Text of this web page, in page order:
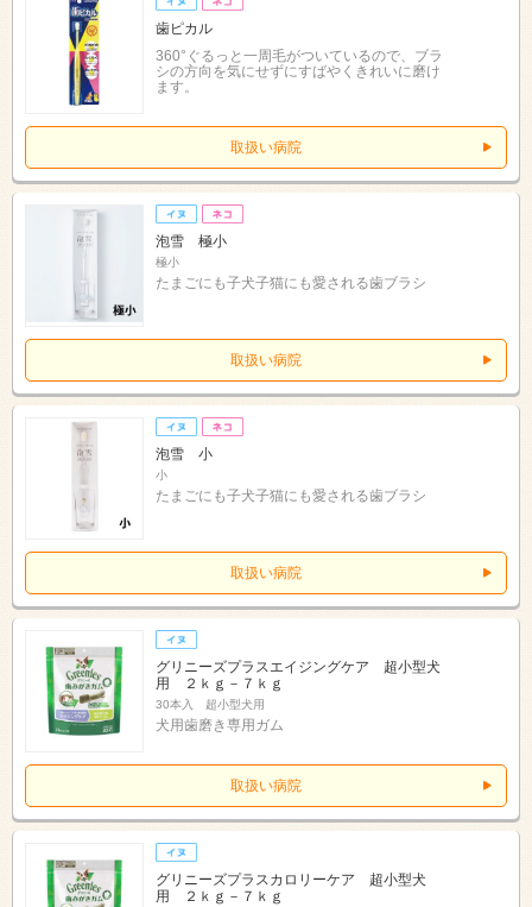
歯ピカル
360°ぐるっと一周毛がついているので、ブラ
シの方向を気にせずにすばやくきれいに磨け
ます。
取扱い病院
泡雪 極小
極小
たまごにも子犬子猫にも愛される歯ブラシ
取扱い病院
泡雪 小
小
たまごにも子犬子猫にも愛される歯ブラシ
取扱い病院
グリニーズプラスエイジングケア 超小型犬
用 ２ｋｇ－７ｋｇ
30本入 超小型犬用
犬用歯磨き専用ガム
取扱い病院
グリニーズプラスカロリーケア 超小型犬
用 ２ｋｇ－７ｋｇ